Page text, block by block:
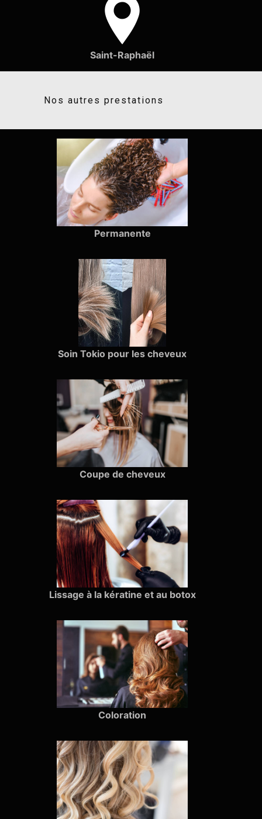
Saint-Raphaël
Nos autres prestations
Permanente
Soin Tokio pour les cheveux
Coupe de cheveux
Lissage à la kératine et au botox
Coloration